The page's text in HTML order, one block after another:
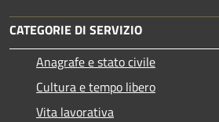
CATEGORIE DI SERVIZIO
Anagrafe e stato civile
Cultura e tempo libero
Vita lavorativa